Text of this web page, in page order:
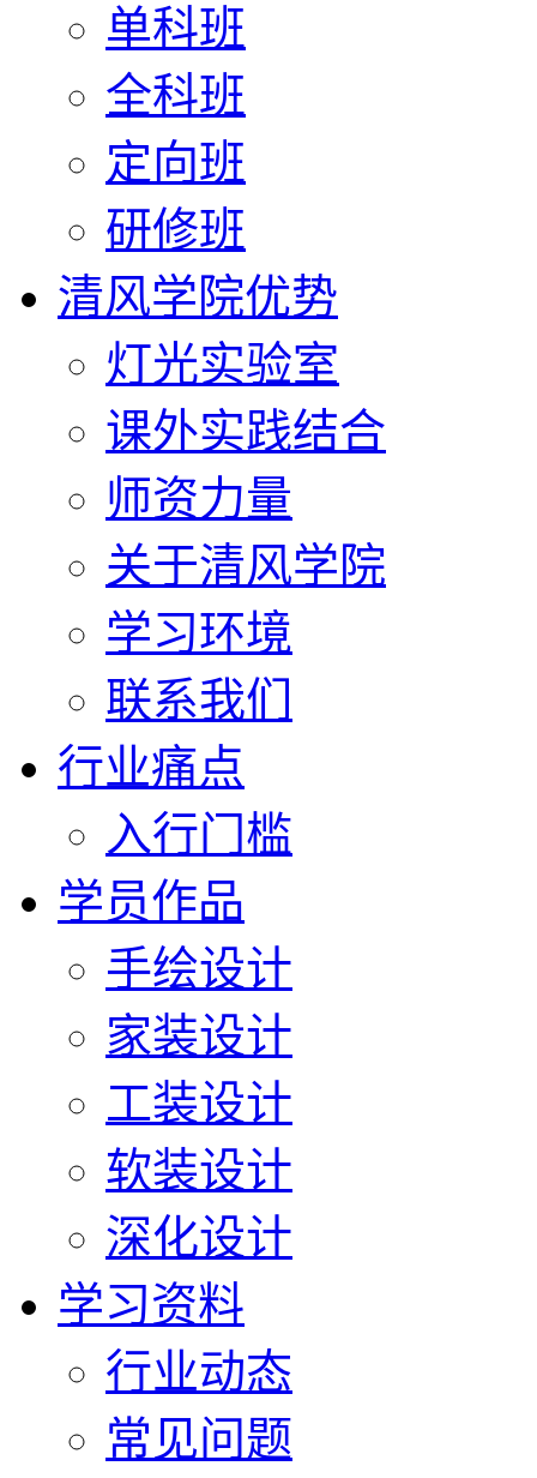
单科班
全科班
定向班
研修班
清风学院优势
灯光实验室
课外实践结合
师资力量
关于清风学院
学习环境
联系我们
行业痛点
入行门槛
学员作品
手绘设计
家装设计
工装设计
软装设计
深化设计
学习资料
行业动态
常见问题